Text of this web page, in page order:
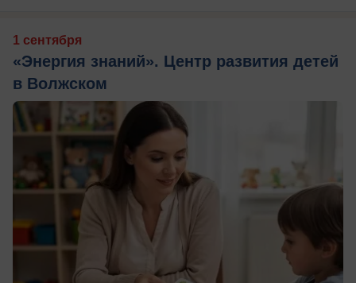
1 сентября
«Энергия знаний». Центр развития детей
в Волжском